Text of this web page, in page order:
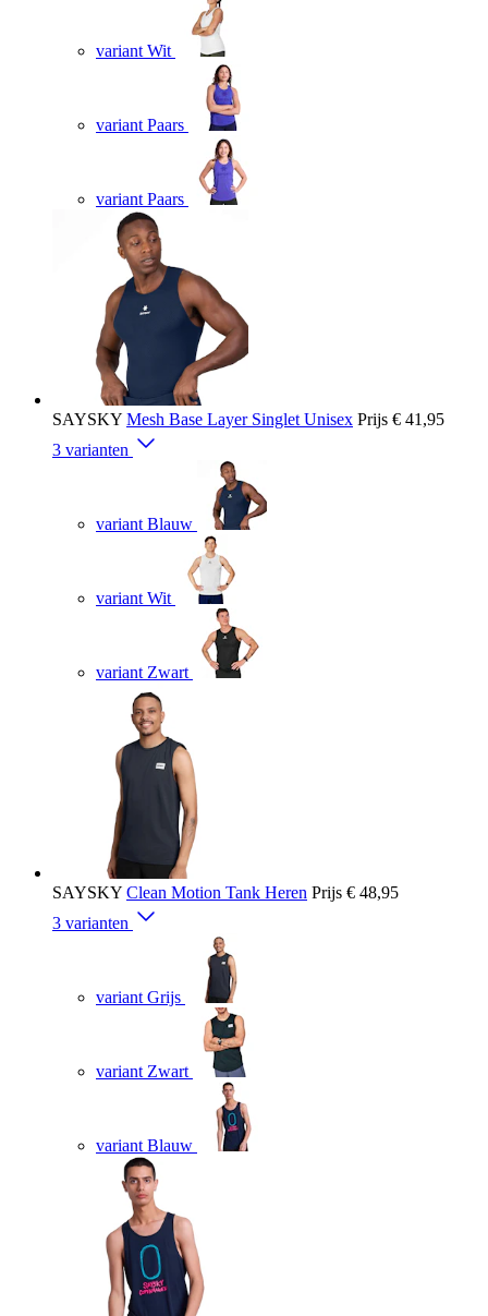
variant Wit
variant Paars
variant Paars
SAYSKY Mesh Base Layer Singlet Unisex Prijs € 41,95
3 varianten
variant Blauw
variant Wit
variant Zwart
SAYSKY Clean Motion Tank Heren Prijs € 48,95
3 varianten
variant Grijs
variant Zwart
variant Blauw